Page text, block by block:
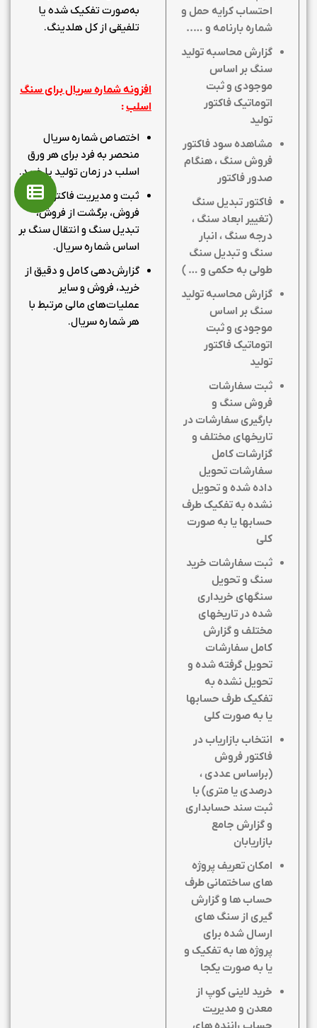
احتساب کرایه حمل و
شماره بارنامه و …..
گزارش محاسبه تولید
سنگ بر اساس
موجودی و ثبت
اتوماتیک فاکتور
تولید
مشاهده سود فاکتور
فروش سنگ ، هنگام
صدور فاکتور
فاکتور تبدیل سنگ
(تغییر ابعاد سنگ ،
درجه سنگ ، انبار
سنگ و تبدیل سنگ
طولی به حکمی و … )
گزارش محاسبه تولید
سنگ بر اساس
موجودی و ثبت
اتوماتیک فاکتور
تولید
ثبت سفارشات
فروش سنگ و
بارگیری سفارشات در
تاریخهای مختلف و
گزارشات کامل
سفارشات تحویل
داده شده و تحویل
نشده به تفکیک طرف
حسابها یا به صورت
کلی
ثبت سفارشات خرید
سنگ و تحویل
سنگهای خریداری
شده در تاریخهای
مختلف و گزارش
کامل سفارشات
تحویل گرفته شده و
تحویل نشده به
تفکیک طرف حسابها
یا به صورت کلی
انتخاب بازاریاب در
فاکتور فروش
(براساس عددی ،
درصدی یا متری) با
ثبت سند حسابداری
و گزارش جامع
بازاریابان
امکان تعریف پروژه
های ساختمانی طرف
حساب ها و گزارش
گیری از سنگ های
ارسال شده برای
پروژه ها به تفکیک و
یا به صورت یکجا
خرید لاینی کوپ از
معدن و مدیریت
به‌صورت تفکیک شده یا
تلفیقی از کل هلدینگ.
افزونه شماره سریال برای سنگ
اسلب:
اختصاص شماره سریال
منحصر به فرد برای هر ورق
اسلب در زمان تولید یا خرید.
ثبت و مدیریت فاکتورهای
فروش، برگشت از فروش،
تبدیل سنگ و انتقال سنگ بر
اساس شماره سریال.
گزارش‌دهی کامل و دقیق از
خرید، فروش و سایر
عملیات‌های مالی مرتبط با
هر شماره سریال.